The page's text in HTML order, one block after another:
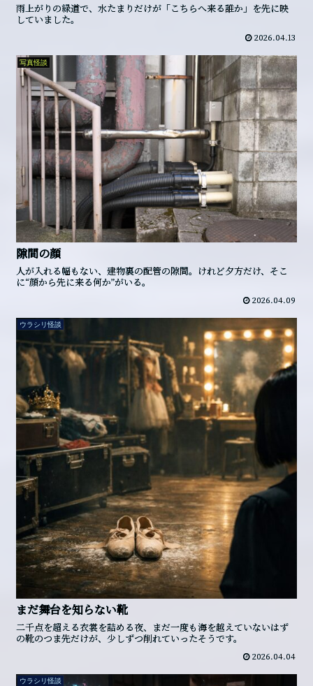
雨上がりの緑道で、水たまりだけが「こちらへ来る誰か」を先に映
していました。
2026.04.13
写真怪談
隙間の顔
人が入れる幅もない、建物裏の配管の隙間。けれど夕方だけ、そこ
に“顔から先に来る何か”がいる。
2026.04.09
ウラシリ怪談
まだ舞台を知らない靴
二千点を超える衣裳を詰める夜、まだ一度も海を越えていないはず
の靴のつま先だけが、少しずつ削れていったそうです。
2026.04.04
ウラシリ怪談